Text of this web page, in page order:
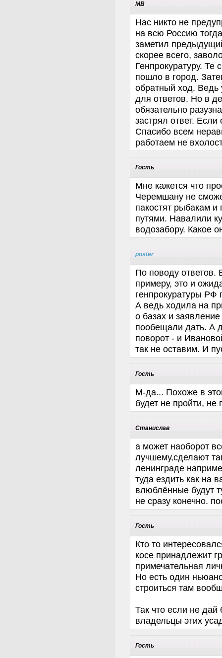
МВ
Нас никто не
на всю Россию
заметил
скорее всего,
Генпрокуратуру. Те
пошло в город.
обратный ход. Ведь
для ответов. Но в
обязательно
застрял ответ.
Спасибо всем
работаем не
Гость
Мне кажется что
Черемшану не
пакостят рыбакам
путями. Навалили
водозабору. Какое
poster
По поводу ответов.
примеру, это и
генпрокуратуры РФ
А ведь ходила на
о базах и
пообещали дать. А
поворот - и
так не оставим. И
Гость
М-да... Похоже в
будет не пройти, не
Станислав
а может наоборот
лучшему,сделают
ленинграде
туда ездить как на
влюблённые будут
не сразу конечно.
Гость
Кто то
косе принадлежит
примечательная
Но есть один
строиться там
Так что если не дай
владельцы этих
Гость